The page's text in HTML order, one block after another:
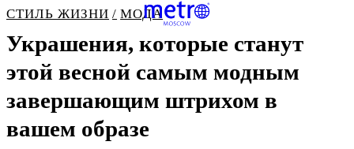
СТИЛЬ ЖИЗНИ МОДА
Украшения, которые станут
этой весной самым модным
завершающим штрихом в
вашем образе